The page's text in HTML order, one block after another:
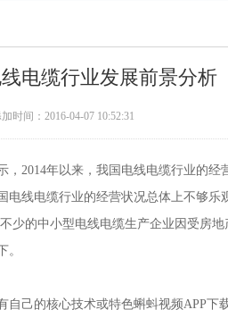
电缆行业发展前景分析
时间：2016-04-07 10:52:31
2014年以来，我国电线电缆行业的经营
国电线电缆行业的经营状况总体上不够乐
的中小型电线电缆生产企业因受房地产
。
己的核心技术或特色蝌蚪视频APP下载